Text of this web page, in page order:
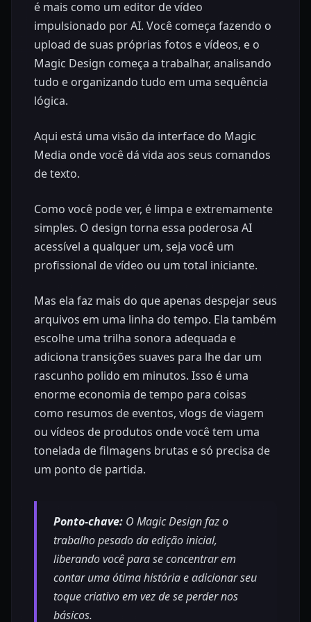
é mais como um editor de vídeo
impulsionado por AI. Você começa fazendo o
upload de suas próprias fotos e vídeos, e o
Magic Design começa a trabalhar, analisando
tudo e organizando tudo em uma sequência
lógica.
Aqui está uma visão da interface do Magic
Media onde você dá vida aos seus comandos
de texto.
Como você pode ver, é limpa e extremamente
simples. O design torna essa poderosa AI
acessível a qualquer um, seja você um
profissional de vídeo ou um total iniciante.
Mas ela faz mais do que apenas despejar seus
arquivos em uma linha do tempo. Ela também
escolhe uma trilha sonora adequada e
adiciona transições suaves para lhe dar um
rascunho polido em minutos. Isso é uma
enorme economia de tempo para coisas
como resumos de eventos, vlogs de viagem
ou vídeos de produtos onde você tem uma
tonelada de filmagens brutas e só precisa de
um ponto de partida.
Ponto-chave: O Magic Design faz o
trabalho pesado da edição inicial,
liberando você para se concentrar em
contar uma ótima história e adicionar seu
toque criativo em vez de se perder nos
básicos.